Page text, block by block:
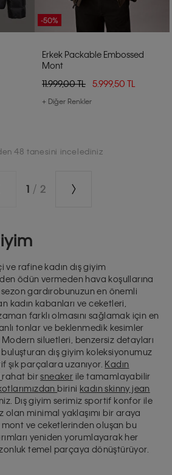
-50%
Erkek Packable Embossed
Mont
11.999,00 TL
5.999,50 TL
+ Diğer Renkler
48 tanesini incelediniz
1 / 2
ve rafine kadın dış giyim
ödün vermeden hava koşullarına
gardırobunuzun en önemli
kadın kabanları ve ceketleri,
farklı olmasını sağlamak için en
tonlar ve beklenmedik kesimler
siluetleri, benzersiz detayları
buluşturan dış giyim koleksiyonumuz
şık parçalara uzanıyor. Kadın
rahat birsneaker ile tamamlayabilir
birini kadın skinny jean
Dış giyim serimiz sportif konfor ile
olan minimal yaklaşımı bir araya
ve ceketlerinden oluşan bu
yeniden yorumlayarak her
temel parçaya dönüştürüyor.